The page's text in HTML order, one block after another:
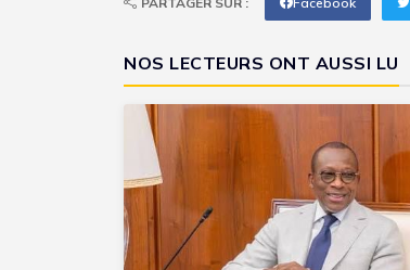
NOS LECTEURS ONT AUSSI LU